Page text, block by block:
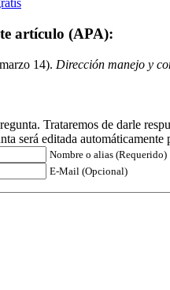
artículo (APA):
14). Dirección manejo y
Trataremos de darle
será editada automáticamente
Nombre o alias (Requerido)
E-Mail (Opcional)